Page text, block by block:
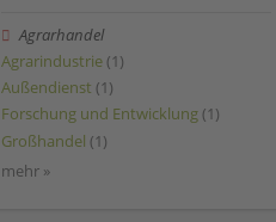
Agrarhandel
Agrarindustrie (1)
Außendienst (1)
Forschung und Entwicklung (1)
Großhandel (1)
mehr »